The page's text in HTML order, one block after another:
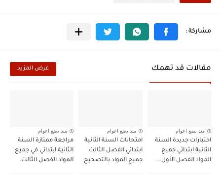
مقالات قد تهمك عرض المزيد
منذ بضع اعوام
اختبارات جديدة السنة
الثانية ابتدائي جميع
المواد الفصل الأول...
منذ بضع اعوام
امتحانات السنة الثانية
ابتدائي الفصل الثالث
جميع المواد بالتصحيح
منذ بضع اعوام
مراجعة ممتازة السنة
الثانية ابتدائي في جميع
المواد الفصل الثالث